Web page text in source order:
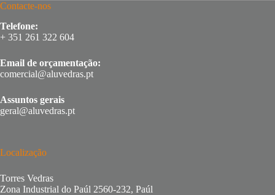
Contacte-nos
Telefone:
+ 351 261 322 604
Email de orçamentação:
comercial@aluvedras.pt
Assuntos gerais
geral@aluvedras.pt
Localização
Torres Vedras
Zona Industrial do Paúl 2560-232, Paúl